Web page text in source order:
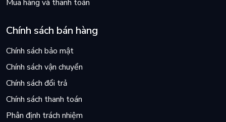
Mua hàng và thanh toán
Chính sách bán hàng
Chính sách bảo mật
Chính sách vận chuyển
Chính sách đổi trả
Chính sách thanh toán
Phân định trách nhiệm